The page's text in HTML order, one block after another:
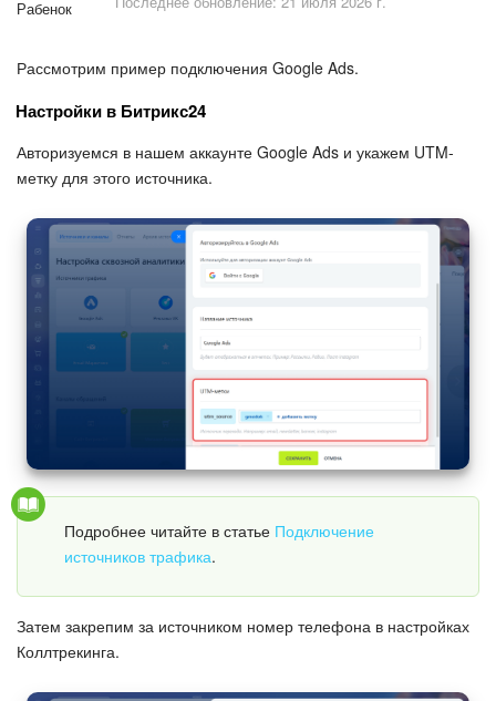
Безопасность в Битрикс24
Тарифы и оплата
С чего начать
AI в Битрикс24
Вайбкод
Лента Новостей
Задачи
Календарь
Диск
Сайты
Рассмотрим пример подключения Google Ads.
Настройки в Битрикс24
Авторизуемся в нашем аккаунте Google Ads и укажем UTM-
метку для этого источника.
Подробнее читайте в статье Подключение
источников трафика.
Затем закрепим за источником номер телефона в настройках
Коллтрекинга.